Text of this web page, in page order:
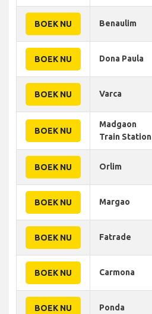
BOEK NU Benaulim
BOEK NU Dona Paula
BOEK NU Varca
BOEK NU
Madgaon
Train Station
BOEK NU Orlim
BOEK NU Margao
BOEK NU Fatrade
BOEK NU Carmona
BOEK NU Ponda